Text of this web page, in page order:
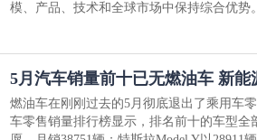
模、产品、技术和全球市场中保持综合优势。
5月汽车销量前十已无燃油车 新能
燃油车在刚刚过去的5月彻底退出了乘用车
车零售销量排行榜显示，排名前十的车型